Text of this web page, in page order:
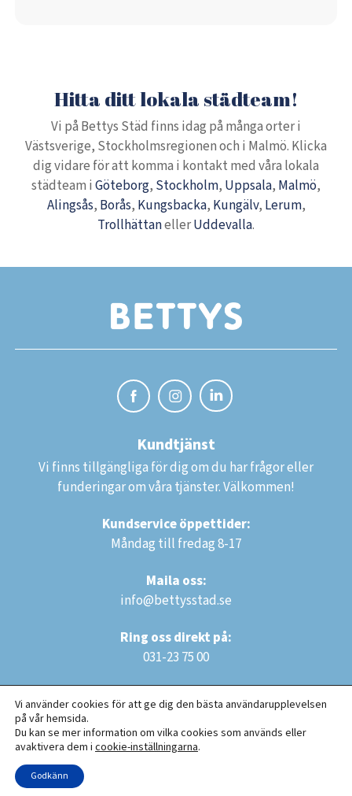
Hitta ditt lokala städteam!
Vi på Bettys Städ finns idag på många orter i
Västsverige, Stockholmsregionen och i Malmö. Klicka
dig vidare för att komma i kontakt med våra lokala
städteam i Göteborg, Stockholm, Uppsala, Malmö,
Alingsås, Borås, Kungsbacka, Kungälv, Lerum,
TrollhättanellerUddevalla.
Kundtjänst
Vi finns tillgängliga för dig om du har frågor eller
funderingar om våra tjänster. Välkommen!
Kundservice öppettider:
Måndag till fredag 8-17
Maila oss:
info@bettysstad.se
Ring oss direkt på:
031-23 75 00
Copyright © 2025 Bettys Städ AB. Alla rättigheter reserverade.
Vi använder cookies för att ge dig den bästa användarupplevelsen
på vår hemsida.
Du kan se mer information om vilka cookies som används eller
avaktivera dem i cookie-inställningarna.
Godkänn